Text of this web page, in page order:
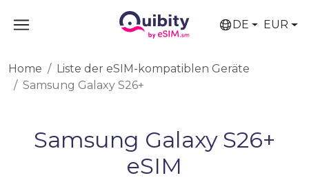
DE EUR
Home
Liste der eSIM-kompatiblen Geräte
Samsung Galaxy S26+
Samsung Galaxy S26+
eSIM